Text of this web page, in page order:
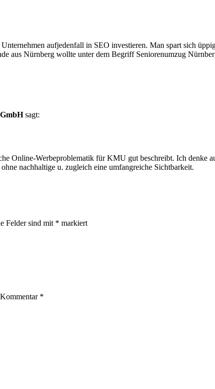
aufjedenfall in SEO investieren. Man spart sich
aus Nürnberg wollte unter dem Begriff Seniorenumzug
sagt:
Online-Werbeproblematik für KMU gut beschreibt. Ich denke
nachhaltige u. zugleich eine umfangreiche Sichtbarkeit.
Felder sind mit * markiert
Kommentar *